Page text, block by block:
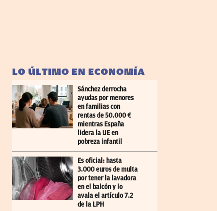
LO ÚLTIMO EN ECONOMÍA
Sánchez derrocha
ayudas por menores
en familias con
rentas de 50.000 €
mientras España
lidera la UE en
pobreza infantil
Es oficial: hasta
3.000 euros de multa
por tener la lavadora
en el balcón y lo
avala el artículo 7.2
de la LPH